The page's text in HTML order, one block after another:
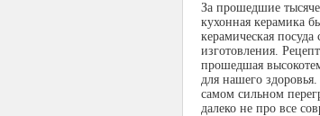
За прошедшие
кухонная керамика
керамическая посуда
изготовления.
прошедшая
для нашего
самом сильном
далеко не про все